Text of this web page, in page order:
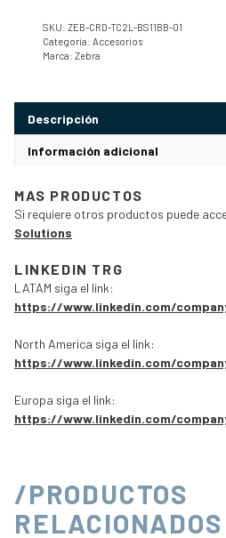
SKU: ZEB-CRD-TC2L-BS11BB-01
Categoría: Accesorios
Marca: Zebra
Descripción
Información adicional
MAS PRODUCTOS
Si requiere otros productos puede
Solutions
LINKEDIN TRG
LATAM siga el link:
https://www.linkedin.com/
North America siga el link:
https://www.linkedin.com/
Europa siga el link:
https://www.linkedin.com/
/PRODUCTOS
RELACIONADOS